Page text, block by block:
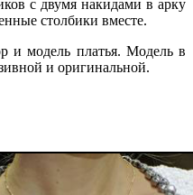
с двумя накидами в арку
столбики вместе.
и модель платья. Модель в
и оригинальной.